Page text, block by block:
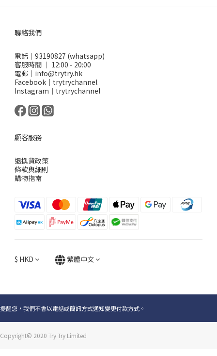
聯絡我們
電話｜93190827 (whatsapp)
客服時間 ｜ 12:00 - 20:00
電郵｜info@trytry.hk
Facebook｜trytrychannel
Instagram｜trytrychannel
顧客服務
退換貨政策
條款與細則
購物指南
$ HKD 繁體中文
提醒您，我們不會以電話或簡訊方式通知變更付款方式。
Copyright© 2020 Try Try Limited